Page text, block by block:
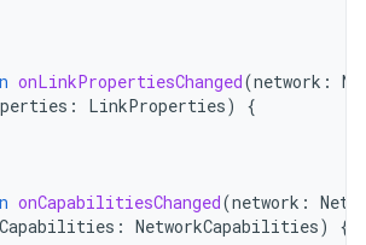
onLinkPropertiesChanged(network :
: LinkProperties)
{
onCapabilitiesChanged(network :
: NetworkCapabilities)
{